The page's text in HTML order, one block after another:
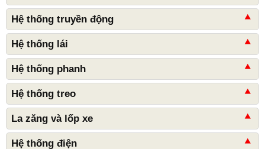
Hệ thống truyền động
Hệ thống lái
Hệ thống phanh
Hệ thống treo
La zăng và lốp xe
Hệ thống điện